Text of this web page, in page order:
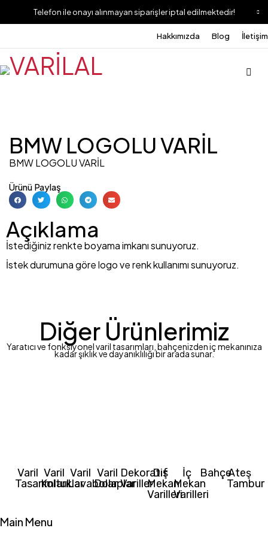
Telefon ile onayı alınmayan siparişler iptal edilmektedir!
Hakkımızda Blog İletişim
BMW LOGOLU VARİL
BMW LOGOLU VARİL
Ürünü Paylaş
Açıklama
İstediğiniz renkte boyama imkanı sunuyoruz.
İstek durumuna göre logo ve renk kullanımı sunuyoruz.
Diğer Ürünlerimiz
Yaratıcı ve fonksiyonel varil tasarımları, bahçenizden iç mekanınıza
kadar şıklık ve dayanıklılığı bir arada sunar.
Varil
Tasarımları
Varil
Koltuklar
Varil
Lavabolar
Varil
Dolaplar
Dekoratif
Variller
Dış
Mekan
Varilleri
İç
Mekan
Varilleri
BahçeAteş
Tambur
Main Menu